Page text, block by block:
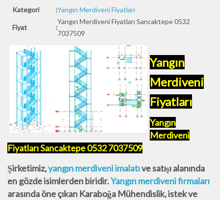
Kategori :Yangın Merdiveni Fiyatları
Fiyat :
Yangın Merdiveni Fiyatları Sancaktepe 0532
7037509
Yangın
Merdiveni
Fiyatları
Yangın
Merdiveni
Fiyatları Sancaktepe 0532 7037509
Şirketimiz,yangın merdiveni imalatıve satışı alanında
en gözde isimlerden biridir.Yangın merdiveni firmaları
arasında öne çıkan Karaboğa Mühendislik, istek ve